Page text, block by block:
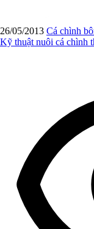
26/05/2013 Cá chình
Kỹ thuật nuôi cá chình